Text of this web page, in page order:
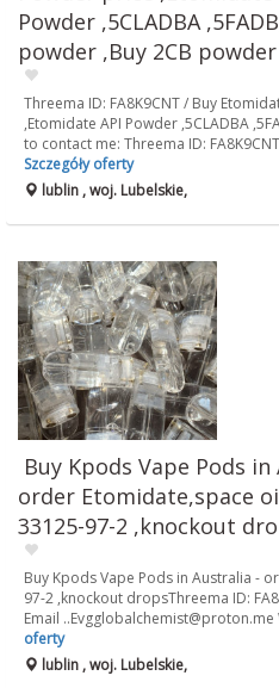
Powder ,5CLADBA
powder ,Buy 2CB powder
Threema ID: FA8K9CNT / Buy
,Etomidate API Powder ,5CLADBA
to contact me: Threema ID:
Szczegóły oferty
lublin , woj. Lubelskie,
Buy Kpods Vape Pods
order Etomidate,space
33125-97-2 ,knockout
Buy Kpods Vape Pods in Australia -
97-2 ,knockout dropsThreema ID:
Email ..Evgglobalchemist@proton.me
oferty
lublin , woj. Lubelskie,